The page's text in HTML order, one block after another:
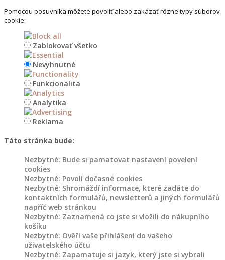
Dřevěný
nábytek
Police
ze
dřeva
Dřevěné
stojany
na
Jiný
dřevěný
nábytek
Dřevěné
výrobky
různé
Pomocou posuvníka môžete povoliť alebo zakázať rôzne typy súborov
cookie:
Zablokovať všetko
Nevyhnutné
Funkcionalita
Analytika
Reklama
Táto stránka bude:
Nezbytné: Bude si pamatovat nastavení povelení
cookies
Nezbytné: Povolí dočasné cookies
Nezbytné: Shromáždí informace, které zadáte do
kontaktních formulářů, newsletterů a jiných formulářů
napříč web stránkou
Nezbytné: Zaznamená co jste si vložili do nákupního
košíku
Nezbytné: Ověří vaše přihlášení do vašeho
uživatelského účtu
Nezbytné: Zapamatuje si jazyk, který jste si vybrali